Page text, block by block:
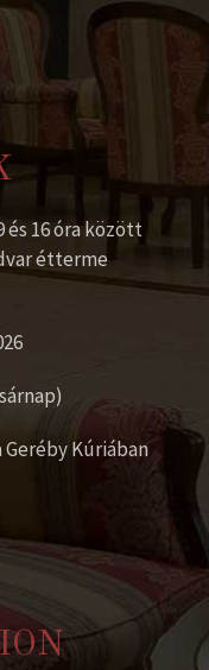
és 16 óra között
étterme
Kúriában